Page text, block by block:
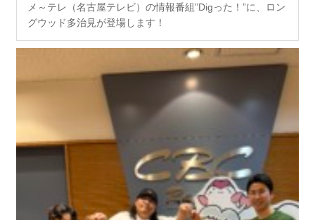
メ～テレ（名古屋テレビ）の情報番組”Digった！”に、ロン
グウッド多治見が登場します！